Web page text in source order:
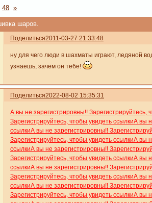
шаров.
48 »
Поделиться2011-03-27 21:33:48
ну для чего люди в шахматы играют, ледяной
узнаешь, зачем он тебе!
Поделиться2022-08-02 15:35:31
А вы не зарегистрировны!! Зарегистрируйтесь,
Зарегистрируйтесь, чтобы увидеть ссылкиА вы
ссылкиА вы не зарегистрировны!!
Зарегистрируйтесь, чтобы увидеть ссылкиА вы
ссылкиА вы не зарегистрировны!!
Зарегистрируйтесь, чтобы увидеть ссылкиА вы
ссылкиА вы не зарегистрировны!!
Зарегистрируйтесь, чтобы увидеть ссылкиА вы
ссылкиА вы не зарегистрировны!!
Зарегистрируйтесь, чтобы увидеть ссылкиА вы